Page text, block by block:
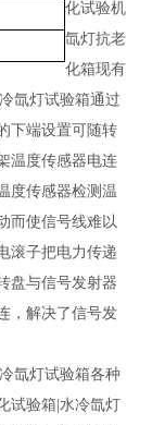
化试验机
氙灯抗老
化箱现有
氙灯试验箱通过
下端设置可随转
温度传感器电连
度传感器检测温
而使信号线难以
滚子把电力传递
盘与信号发射器
，解决了信号发
氙灯试验箱各种
试验箱|水冷氙灯